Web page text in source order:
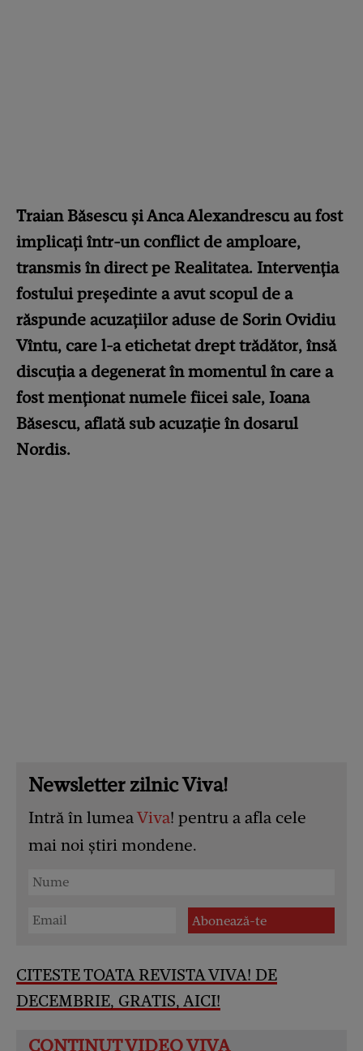
Traian Băsescu și Anca Alexandrescu au fost
implicați într-un conflict de amploare,
transmis în direct pe Realitatea. Intervenția
fostului președinte a avut scopul de a
răspunde acuzațiilor aduse de Sorin Ovidiu
Vîntu, care l-a etichetat drept trădător, însă
discuția a degenerat în momentul în care a
fost menționat numele fiicei sale, Ioana
Băsescu, aflată sub acuzație în dosarul
Nordis.
Newsletter zilnic Viva!
Intră în lumeaViva! pentru a afla cele
mai noi știri mondene.
CITESTE TOATA REVISTA VIVA! DE
DECEMBRIE, GRATIS, AICI!